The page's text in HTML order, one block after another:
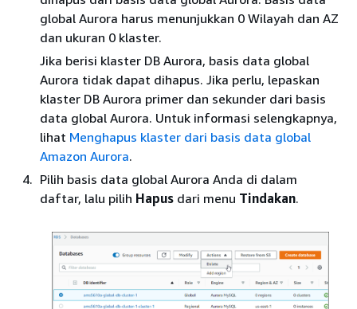
global Aurora harus menunjukkan 0 Wilayah dan AZ
dan ukuran 0 klaster.
Jika berisi klaster DB Aurora, basis data global
Aurora tidak dapat dihapus. Jika perlu, lepaskan
klaster DB Aurora primer dan sekunder dari basis
data global Aurora. Untuk informasi selengkapnya,
lihat Menghapus klaster dari basis data global
Amazon Aurora.
Pilih basis data global Aurora Anda di dalam
daftar, lalu pilih Hapus dari menu Tindakan.